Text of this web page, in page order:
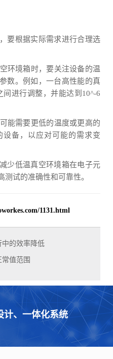
根据实际需求进行合理选
境箱时，要关注设备的温
数。例如，一台高性能的真
间进行调整，并能达到10^-6
需要更低的温度或更高的
备，以应对可能的需求变
低温真空环境箱在电子元
试的准确性和可靠性。
1131.html
中的效率降低
值范围
计、一体化系统